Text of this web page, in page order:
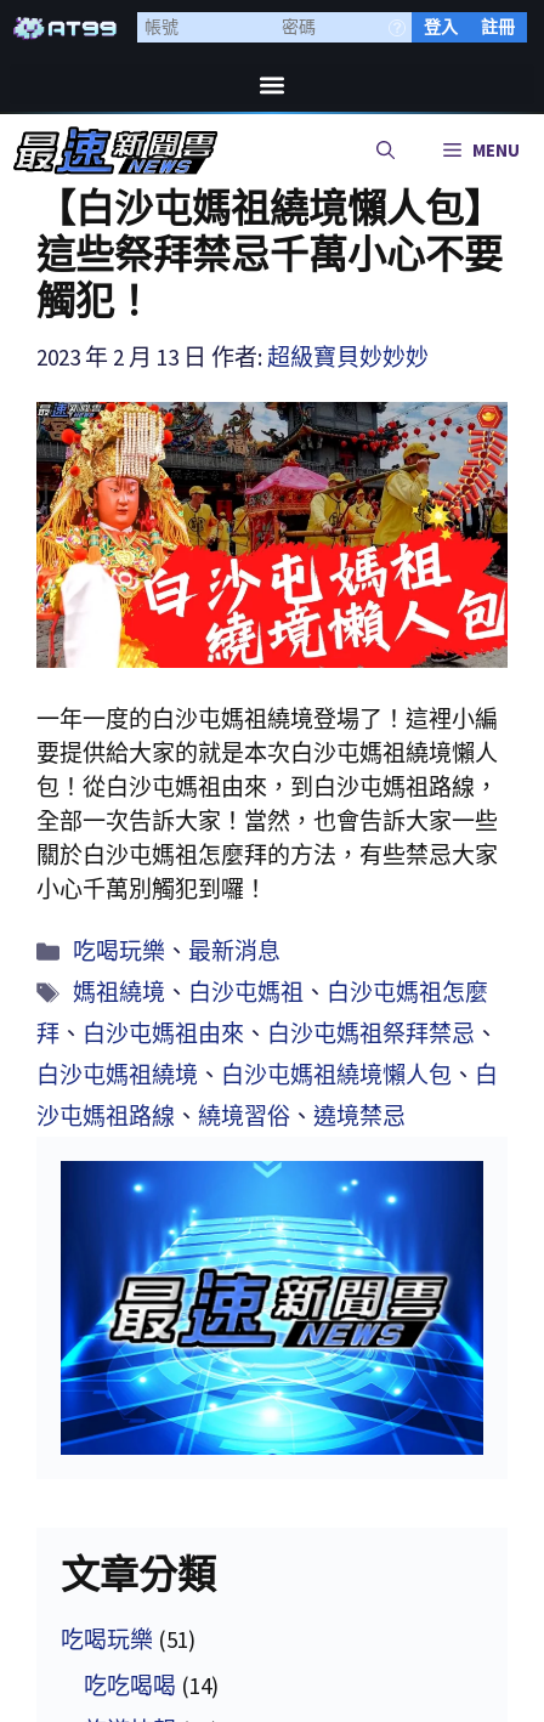
登入 註冊
MENU
【白沙屯媽祖繞境懶人包】
這些祭拜禁忌千萬小心不要
觸犯！
2023 年 2 月 13 日 作者: 超級寶貝妙妙妙
一年一度的白沙屯媽祖繞境登場了！這裡小編
要提供給大家的就是本次白沙屯媽祖繞境懶人
包！從白沙屯媽祖由來，到白沙屯媽祖路線，
全部一次告訴大家！當然，也會告訴大家一些
關於白沙屯媽祖怎麼拜的方法，有些禁忌大家
小心千萬別觸犯到囉！
吃喝玩樂 、最新消息
媽祖繞境 、 白沙屯媽祖 、 白沙屯媽祖怎麼
拜 、 白沙屯媽祖由來 、 白沙屯媽祖祭拜禁忌 、
白沙屯媽祖繞境 、 白沙屯媽祖繞境懶人包 、 白
沙屯媽祖路線 、 繞境習俗 、 遶境禁忌
文章分類
吃喝玩樂 (51)
吃吃喝喝 (14)